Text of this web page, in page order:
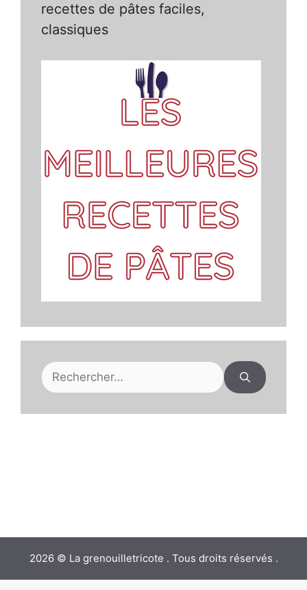
recettes de pâtes faciles,
classiques
Rechercher :
2026 © La grenouilletricote . Tous droits réservés .